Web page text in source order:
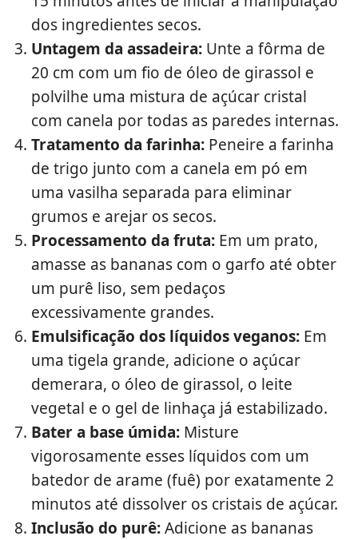
dos ingredientes secos.
Untagem da assadeira: Unte a fôrma de
20 cm com um fio de óleo de girassol e
polvilhe uma mistura de açúcar cristal
com canela por todas as paredes internas.
Tratamento da farinha: Peneire a farinha
de trigo junto com a canela em pó em
uma vasilha separada para eliminar
grumos e arejar os secos.
Processamento da fruta: Em um prato,
amasse as bananas com o garfo até obter
um purê liso, sem pedaços
excessivamente grandes.
Emulsificação dos líquidos veganos: Em
uma tigela grande, adicione o açúcar
demerara, o óleo de girassol, o leite
vegetal e o gel de linhaça já estabilizado.
Bater a base úmida: Misture
vigorosamente esses líquidos com um
batedor de arame (fuê) por exatamente 2
minutos até dissolver os cristais de açúcar.
Inclusão do purê:Adicione as bananas